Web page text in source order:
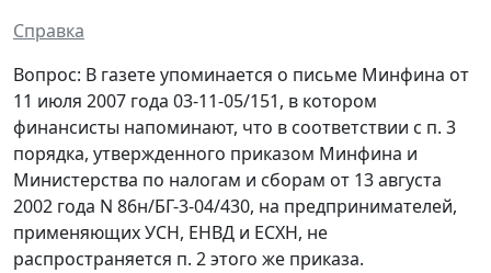
Справка
Вопрос: В газете упоминается о письме Минфина от
11 июля 2007 года 03-11-05/151, в котором
финансисты напоминают, что в соответствии с п. 3
порядка, утвержденного приказом Минфина и
Министерства по налогам и сборам от 13 августа
2002 года N 86н/БГ-3-04/430, на предпринимателей,
применяющих УСН, ЕНВД и ЕСХН, не
распространяется п. 2 этого же приказа.